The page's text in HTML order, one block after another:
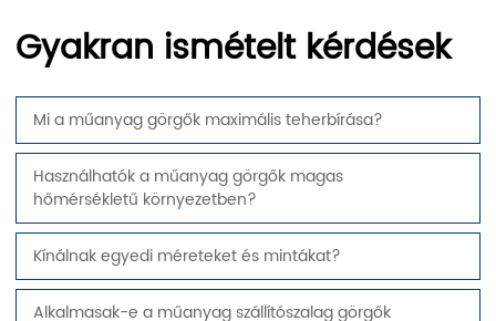
Gyakran ismételt kérdések
Mi a műanyag görgők maximális teherbírása?
Használhatók a műanyag görgők magas
hőmérsékletű környezetben?
Kínálnak egyedi méreteket és mintákat?
Alkalmasak-e a műanyag szállítószalag görgők